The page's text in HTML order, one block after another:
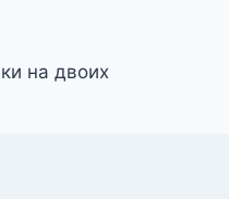
на двоих